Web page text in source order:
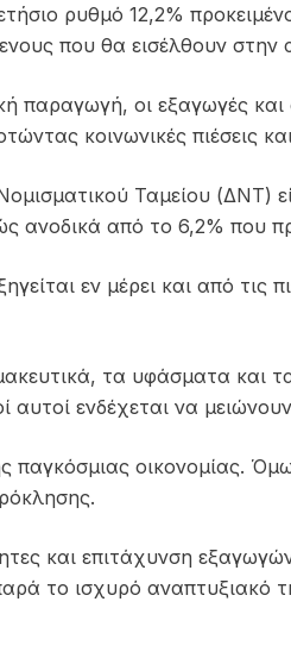
ρυθμό 12,2%
που θα εισέλθουν στην
παραγωγή, οι εξαγωγές και
κοινωνικές πιέσεις
Ταμείου (ΔΝΤ)
ανοδικά από το 6,2% που
εν μέρει και από τις
τα υφάσματα και
αυτοί ενδέχεται να
παγκόσμιας οικονομίας.
και επιτάχυνση
το ισχυρό αναπτυξιακό